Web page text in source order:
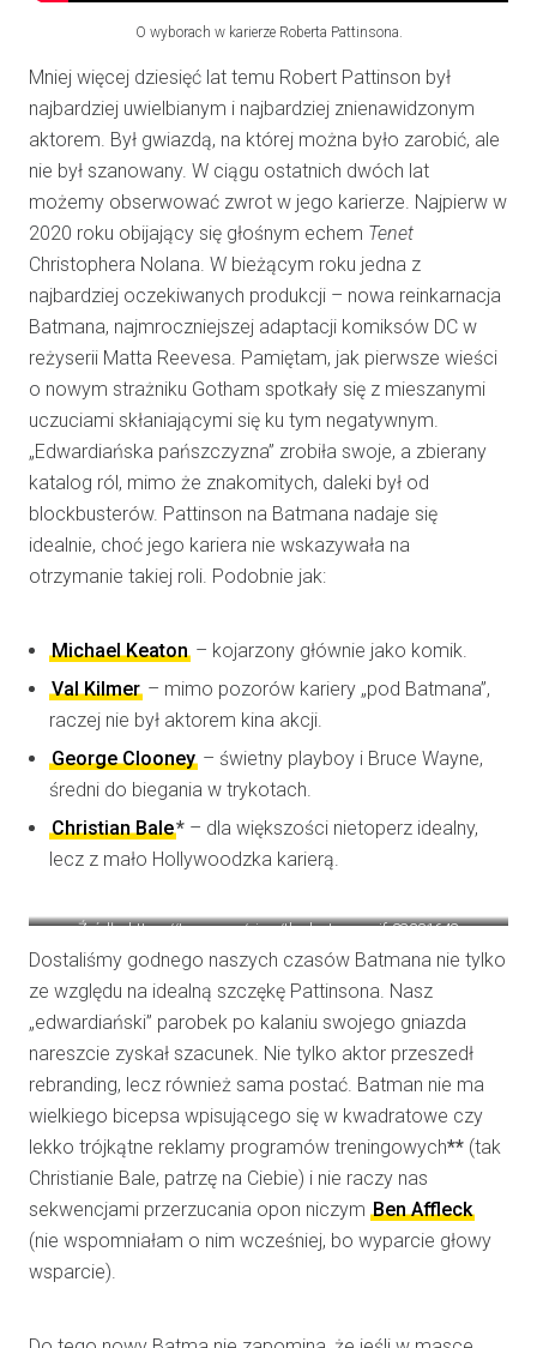
O wyborach w karierze Roberta Pattinsona.
Mniej więcej dziesięć lat temu Robert Pattinson był
najbardziej uwielbianym i najbardziej znienawidzonym
aktorem. Był gwiazdą, na której można było zarobić, ale
nie był szanowany. W ciągu ostatnich dwóch lat
możemy obserwować zwrot w jego karierze. Najpierw w
2020 roku obijający się głośnym echem Tenet
Christophera Nolana. W bieżącym roku jedna z
najbardziej oczekiwanych produkcji – nowa reinkarnacja
Batmana, najmroczniejszej adaptacji komiksów DC w
reżyserii Matta Reevesa. Pamiętam, jak pierwsze wieści
o nowym strażniku Gotham spotkały się z mieszanymi
uczuciami skłaniającymi się ku tym negatywnym.
„Edwardiańska pańszczyzna” zrobiła swoje, a zbierany
katalog ról, mimo że znakomitych, daleki był od
blockbusterów. Pattinson na Batmana nadaje się
idealnie, choć jego kariera nie wskazywała na
otrzymanie takiej roli. Podobnie jak:
Michael Keaton – kojarzony głównie jako komik.
Val Kilmer – mimo pozorów kariery „pod Batmana”,
raczej nie był aktorem kina akcji.
George Clooney – świetny playboy i Bruce Wayne,
średni do biegania w trykotach.
Christian Bale* – dla większości nietoperz idealny,
lecz z mało Hollywoodzka karierą.
Źródło: https://tenor.com/view/the-batman-gif-23281643
Dostaliśmy godnego naszych czasów Batmana nie tylko
ze względu na idealną szczękę Pattinsona. Nasz
„edwardiański” parobek po kalaniu swojego gniazda
nareszcie zyskał szacunek. Nie tylko aktor przeszedł
rebranding, lecz również sama postać. Batman nie ma
wielkiego bicepsa wpisującego się w kwadratowe czy
lekko trójkątne reklamy programów treningowych** (tak
Christianie Bale, patrzę na Ciebie) i nie raczy nas
sekwencjami przerzucania opon niczym Ben Affleck
(nie wspomniałam o nim wcześniej, bo wyparcie głowy
wsparcie).